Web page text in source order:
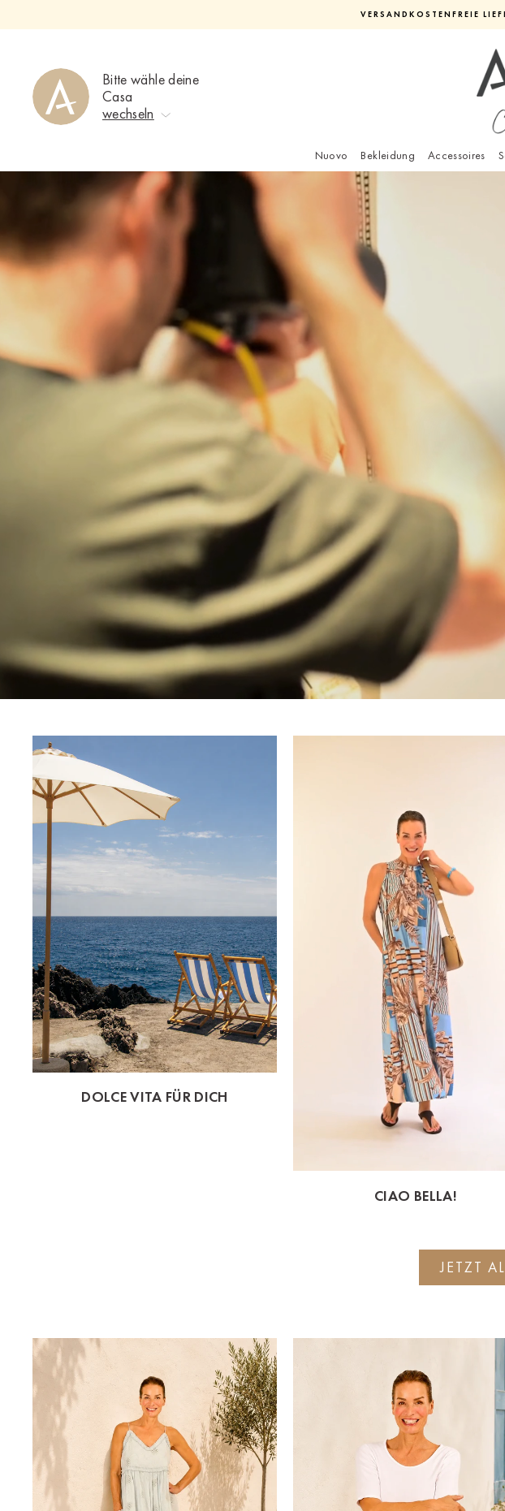
zum
VERSANDKOSTENFREIE
Bitte wähle deine
Casa
wechseln
Keine Auswahl
Bad Zwischenahn
Baden-Baden
Berlin-Friedrichshagen
Bregenz
Dortmund-Hombruch
Düsseldorf-Benrath
HH-Hanseviertel
HH-Wandsbek
Innsbruck
Kiel-CittiPark
Krems
Leipzig
Linz
Lübeck
Münster
Oldenburg
Potsdam
Rostock
Wustrow
Zwettl
Nuovo Bekleidung Accessoires
DOLCE VITA FÜR DICH
CIAO BELLA!
JETZT